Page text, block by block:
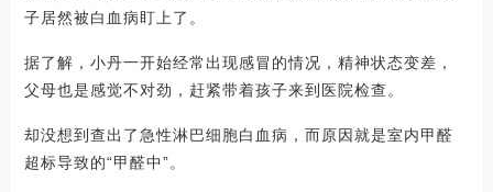
子居然被白血病盯上了。
据了解，小丹一开始经常出现感冒的情况，精神状态变差，
父母也是感觉不对劲，赶紧带着孩子来到医院检查。
却没想到查出了急性淋巴细胞白血病，而原因就是室内甲醛
超标导致的“甲醛中”。